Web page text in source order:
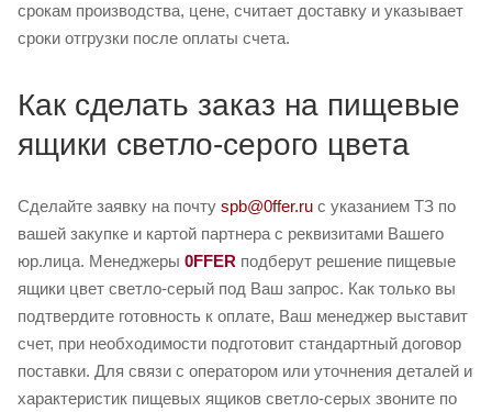
срокам производства, цене, считает доставку и указывает
сроки отгрузки после оплаты счета.
Как сделать заказ на пищевые
ящики светло-серого цвета
Сделайте заявку на почту spb@0ffer.ru с указанием ТЗ по
вашей закупке и картой партнера с реквизитами Вашего
юр.лица. Менеджеры 0FFER подберут решение пищевые
ящики цвет светло-серый под Ваш запрос. Как только вы
подтвердите готовность к оплате, Ваш менеджер выставит
счет, при необходимости подготовит стандартный договор
поставки. Для связи с оператором или уточнения деталей и
характеристик пищевых ящиков светло-серых звоните по